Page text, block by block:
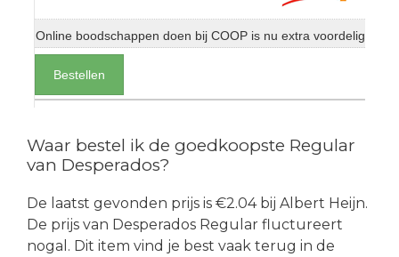
Online boodschappen doen bij COOP is nu extra voordelig
Bestellen
Waar bestel ik de goedkoopste Regular
van Desperados?
De laatst gevonden prijs is €2.04 bij Albert Heijn.
De prijs van Desperados Regular fluctureert
nogal. Dit item vind je best vaak terug in de